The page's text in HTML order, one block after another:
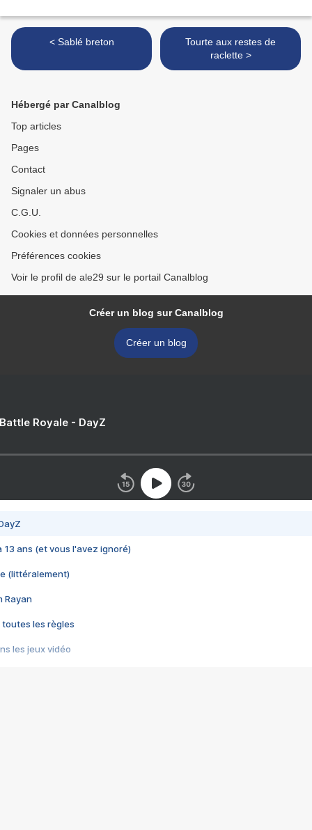
< Sablé breton
Tourte aux restes de
raclette >
Hébergé par Canalblog
Top articles
Pages
Contact
Signaler un abus
C.G.U.
Cookies et données personnelles
Préférences cookies
Voir le profil de ale29 sur le portail Canalblog
Créer un blog sur Canalblog
Créer un blog
Royale - DayZ
13 ans (et vous l'avez ignoré)
(littéralement)
Rayan
toutes les règles
les jeux vidéo